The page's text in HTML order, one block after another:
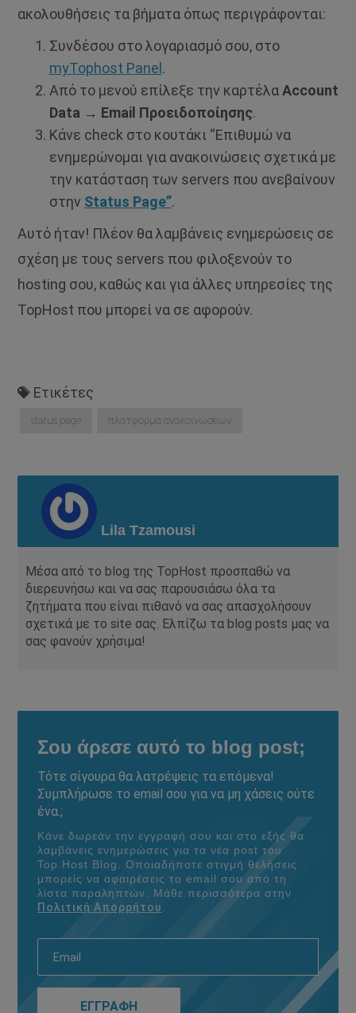
ακολουθήσεις τα βήματα όπως περιγράφονται:
Συνδέσου στο λογαριασμό σου, στο
myTophost Panel .
Από το μενού επίλεξε την καρτέλαAccount
Data → Email Προειδοποίησης.
Κάνε check στο κουτάκι “Επιθυμώ να
ενημερώνομαι για ανακοινώσεις σχετικά με
την κατάσταση των servers που ανεβαίνουν
στην Status Page”.
Αυτό ήταν! Πλέον θα λαμβάνεις ενημερώσεις σε
σχέση με τους servers που φιλοξενούν το
hosting σου, καθώς και για άλλες υπηρεσίες της
TopHost που μπορεί να σε αφορούν.
Ετικέτες
status page πλατφόρμα ανακοινώσεων
Lila Tzamousi
Μέσα από το blog της TopHost προσπαθώ να
διερευνήσω και να σας παρουσιάσω όλα τα
ζητήματα που είναι πιθανό να σας απασχολήσουν
σχετικά με το site σας. Ελπίζω τα blog posts μας να
σας φανούν χρήσιμα!
Σου άρεσε αυτό το blog post;
Τότε σίγουρα θα λατρέψεις τα επόμενα!
Συμπλήρωσε το email σου για να μη χάσεις ούτε
ένα.;
Κάνε δωρεάν την εγγραφή σου και στο εξής θα
λαμβάνεις ενημερώσεις για τα νέα post του
Τοp.Host Blog. Οποιαδήποτε στιγμή θελήσεις
μπορείς να αφαιρέσεις το email σου από τη
λίστα παραληπτών. Μάθε περισσότερα στην
Πολιτική Απορρήτου